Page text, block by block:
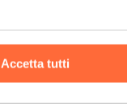
Accetta tutti